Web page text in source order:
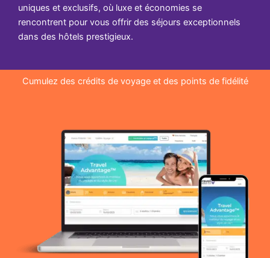
uniques et exclusifs, où luxe et économies se
rencontrent pour vous offrir des séjours exceptionnels
dans des hôtels prestigieux.
Cumulez des crédits de voyage et des points de fidélité